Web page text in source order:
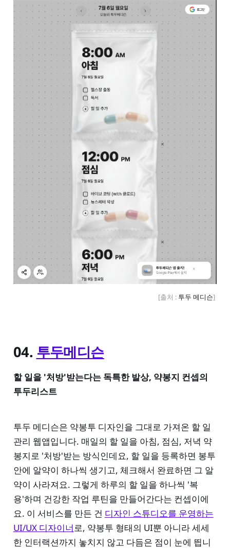
[출처 : 투두 메디슨]
04. 투두메디슨
할 일을 '처방'받는다는 독특한 발상, 약봉지 컨셉의
투두리스트
투두 메디슨은 약봉투 디자인을 그대로 가져온 할 일
관리 웹앱입니다. 매일의 할 일을 아침, 점심, 저녁 약
봉지로 '처방'받는 방식인데요, 할 일을 등록하면 봉투
안에 알약이 하나씩 생기고, 체크해서 완료하면 그 알
약이 사라져요. 그렇게 하루의 할 일을 하나씩 '복
용'하며 건강한 작업 루틴을 만들어간다는 컨셉이에
요. 이 서비스를 만든 건 디자인 스튜디오를 운영하는
UI/UX 디자이너로, 약봉투 형태의 UI뿐 아니라 세세
한 인터랙션까지 놓치지 않고 다듬은 점이 눈에 띕니